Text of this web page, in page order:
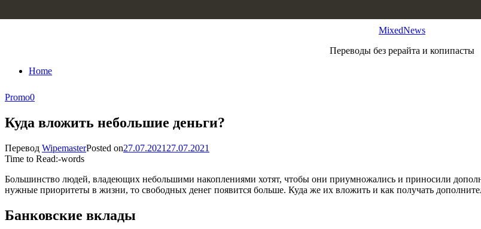
MixedNews
Переводы без рерайта и копипасты
Home
Promo0
Куда вложить небольшие деньги?
Перевод WipemasterPosted on27.07.2021 27.07.2021
Time to Read:-words
Большинство людей, владеющих небольшими накоплениями хотят, чтобы они приумножались и приносили
нужные приоритеты в жизни, то свободных денег появится больше. Куда же их вложить и как получать
Банковские вклады